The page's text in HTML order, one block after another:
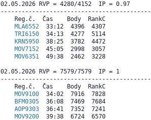
RVP = 4280/4152  IP = 0.97
Čas    Body  RankC
MLA6552
  33:12  4396  4307
TRI6150
  34:13  4277  5114
KRN5950
  38:25  3782  4472
MOV7152
  45:05  2998  3057
MOV6351
  49:38  2462  3228
02.05.2026 RVP = 7579/7579  IP = 1
Čas    Body  RankC
MOV9100
  34:02  7916  7828
BFM0305
  36:08  7469  7684
AOP9303
  36:41  7352  7241
MOV9200
  39:38  6724  6570